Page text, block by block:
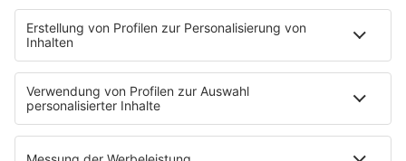
"Bewerbung und Karriere"
Aber bitte mit Schlager
Erdbeerkäse
Fitness mit M.A.R.K
Glück in Worten
Todesursache
Niemand muss ein Promi sein